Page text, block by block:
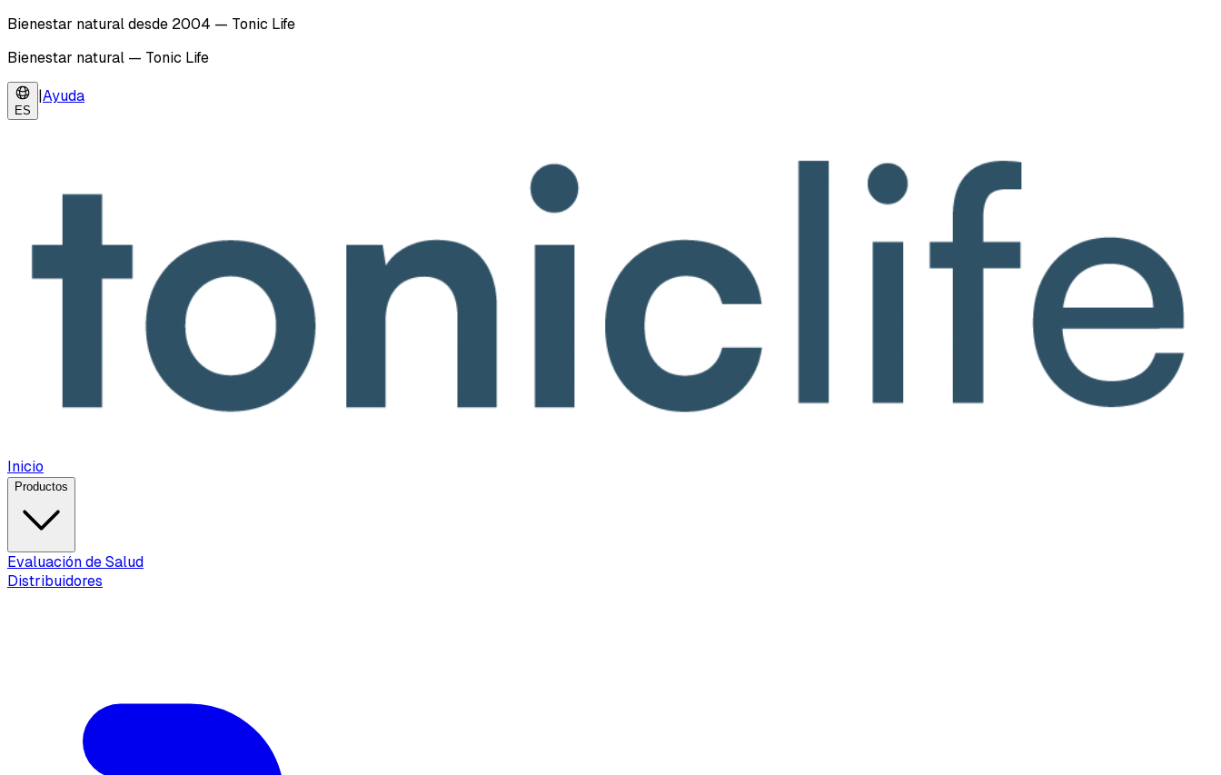
Bienestar natural desde 2004 — Tonic Life
Bienestar natural — Tonic Life
ES
|Ayuda
Inicio
Productos
Evaluación de Salud
Distribuidores